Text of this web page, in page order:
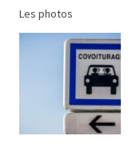
Les photos